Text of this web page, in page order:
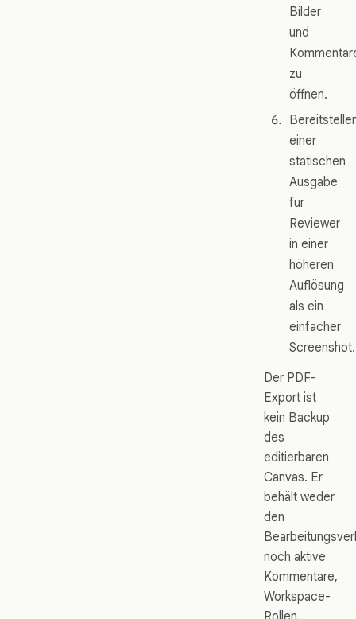
Bilder
und
zu
öffnen.
einer
statischen
Ausgabe
für
Reviewer
in einer
höheren
Auflösung
als ein
einfacher
Screenshot.
Der PDF-
Export ist
kein Backup
des
editierbaren
Canvas. Er
behält weder
den
noch aktive
Kommentare,
Workspace-